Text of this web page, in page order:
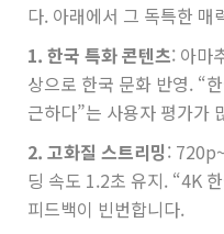
다. 아래에서 그 독특한 매
1. 한국 특화 콘텐츠: 아마
상으로 한국 문화 반영. “
근하다”는 사용자 평가가
2. 고화질 스트리밍:
딩 속도 1.2초 유지. “4K
피드백이 빈번합니다.